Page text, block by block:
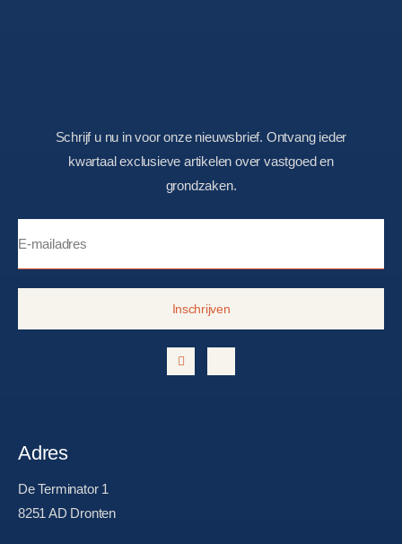
Schrijf u nu in voor onze nieuwsbrief. Ontvang ieder
kwartaal exclusieve artikelen over vastgoed en
grondzaken.
Inschrijven
Adres
De Terminator 1
8251 AD Dronten